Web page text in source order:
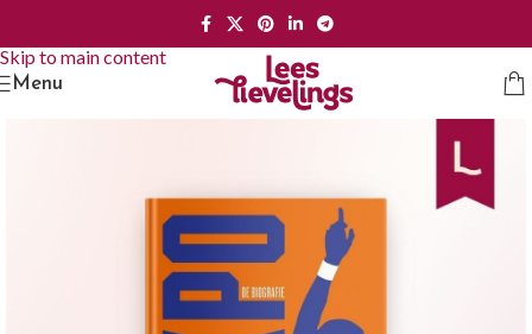
Skip to main content
Menu